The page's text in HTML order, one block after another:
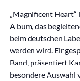
„Magnificent Heart“
Album, das
beim deutschen
werden wird.
Band, präsentiert
besondere Auswahl